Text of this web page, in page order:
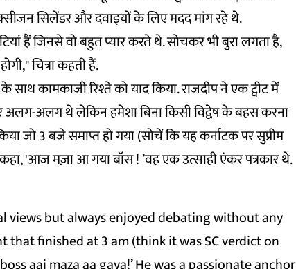
सिलेंडर और दवाइयों के लिए मदद मांग रहे थे.
हैं जिनसे वो बहुत प्यार करते थे. सोचकर भी बुरा लगता है,
चित्रा कहती हैं.
के साथ कामकाजी रिश्ते को याद किया. राजदीप ने एक ट्वीट में
अलग-अलग थे लेकिन हमेशा बिना किसी विद्वेष के बहस करना
जो 3 बजे समाप्त हो गया (सोचें कि यह कर्नाटक पर सुप्रीम
'आज मज़ा आ गया बॉस ! ’वह एक उत्साही एंकर पत्रकार थे.
views but always enjoyed debating without any
that finished at 3 am (think it was SC verdict on